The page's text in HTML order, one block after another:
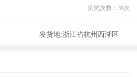
浏览次数： 36次
发货地:浙江省杭州西湖区